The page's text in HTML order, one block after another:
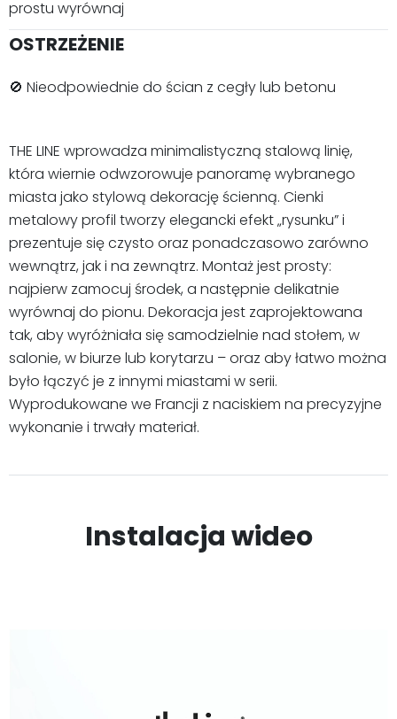
prostu wyrównaj
OSTRZEŻENIE
🚫 Nieodpowiednie do ścian z cegły lub betonu
THE LINE wprowadza minimalistyczną stalową linię,
która wiernie odwzorowuje panoramę wybranego
miasta jako stylową dekorację ścienną. Cienki
metalowy profil tworzy elegancki efekt „rysunku” i
prezentuje się czysto oraz ponadczasowo zarówno
wewnątrz, jak i na zewnątrz. Montaż jest prosty:
najpierw zamocuj środek, a następnie delikatnie
wyrównaj do pionu. Dekoracja jest zaprojektowana
tak, aby wyróżniała się samodzielnie nad stołem, w
salonie, w biurze lub korytarzu – oraz aby łatwo można
było łączyć je z innymi miastami w serii.
Wyprodukowane we Francji z naciskiem na precyzyjne
wykonanie i trwały materiał.
Instalacja wideo